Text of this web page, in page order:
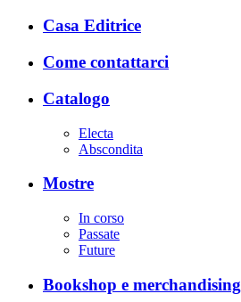
Casa Editrice
Come contattarci
Catalogo
Electa
Abscondita
Mostre
In corso
Passate
Future
Bookshop e merchandising